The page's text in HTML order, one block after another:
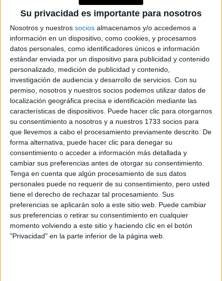
Su privacidad es importante para nosotros
Nosotros y nuestros socios almacenamos y/o accedemos a
información en un dispositivo, como cookies, y procesamos
datos personales, como identificadores únicos e información
estándar enviada por un dispositivo para publicidad y contenido
personalizado, medición de publicidad y contenido,
investigación de audiencia y desarrollo de servicios. Con su
permiso, nosotros y nuestros socios podemos utilizar datos de
localización geográfica precisa e identificación mediante las
características de dispositivos. Puede hacer clic para otorgarnos
su consentimiento a nosotros y a nuestros 1733 socios para
que llevemos a cabo el procesamiento previamente descrito. De
forma alternativa, puede hacer clic para denegar su
consentimiento o acceder a información más detallada y
cambiar sus preferencias antes de otorgar su consentimiento.
Tenga en cuenta que algún procesamiento de sus datos
personales puede no requerir de su consentimiento, pero usted
tiene el derecho de rechazar tal procesamiento. Sus
preferencias se aplicarán solo a este sitio web. Puede cambiar
sus preferencias o retirar su consentimiento en cualquier
momento volviendo a este sitio y haciendo clic en el botón
"Privacidad" en la parte inferior de la página web.
Descuentos en publicaciones
Participación en los eventos organizados por
Editorial Perfil.
Suscribite ahora
COMPARTÍ ESTA NOTA
EN ESTA NOTA
PERSONALIDAES: LUNA DE HOY CANCER
TEMAS: ASTROLOGIA SIGNO HOROSCOPO
Comentarios